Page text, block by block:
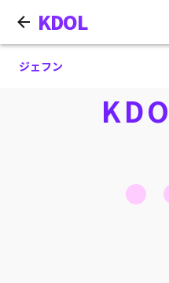
KDOL
ジェフン